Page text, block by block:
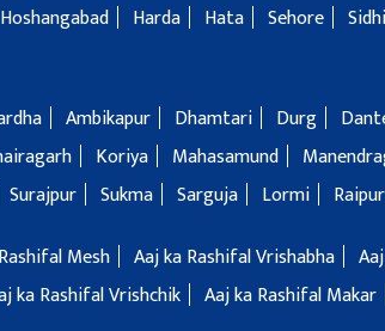
Hoshangabad Harda Hata Sehore Sidhi
Ambikapur Dhamtari Durg
Koriya Mahasamund
Surajpur Sukma Sarguja Lormi Raipur
Mesh Aaj ka Rashifal Vrishabha
ka Rashifal Vrishchik Aaj ka Rashifal Makar